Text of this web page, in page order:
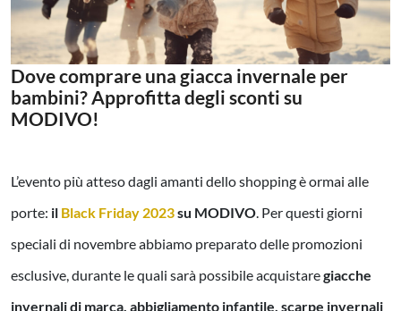
Dove comprare una giacca invernale per
bambini? Approfitta degli sconti su
MODIVO!
L’evento più atteso dagli amanti dello shopping è ormai alle
porte: il Black Friday 2023su MODIVO. Per questi giorni
speciali di novembre abbiamo preparato delle promozioni
esclusive, durante le quali sarà possibile acquistaregiacche
invernali di marca, abbigliamento infantile, scarpe invernali